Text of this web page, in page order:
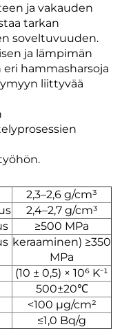
ja vakauden
tarkan
soveltuvuuden.
ja lämpimän
hammasharsoja
liittyvää
2,3–2,6 g/cm³
2,4–2,7 g/cm³
≥500 MPa
keraaminen) ≥350
MPa
(10 ± 0,5) × 10⁶ K⁻¹
500±20℃
<100 μg/cm²
≤1,0 Bq/g